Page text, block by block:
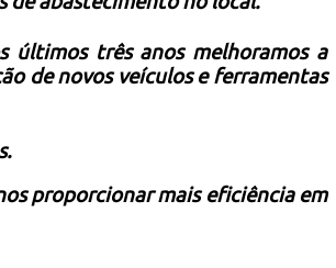
últimos três anos melhoramos a
de novos veículos e ferramentas
proporcionar mais eficiência em